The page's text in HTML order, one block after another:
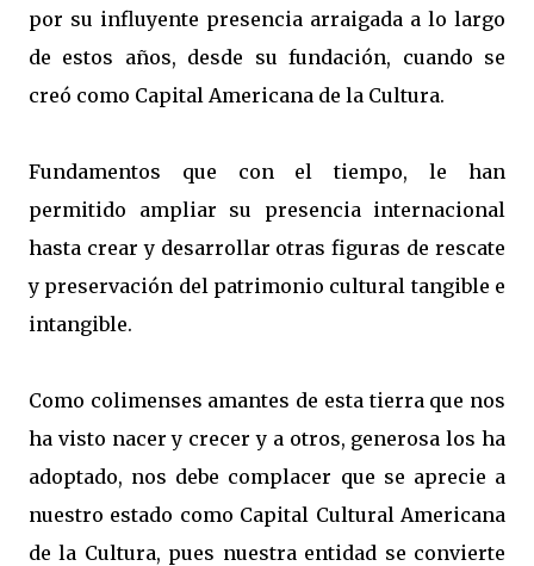
por su influyente presencia arraigada a lo largo
de estos años, desde su fundación, cuando se
creó como Capital Americana de la Cultura.
Fundamentos que con el tiempo, le han
permitido ampliar su presencia internacional
hasta crear y desarrollar otras figuras de rescate
y preservación del patrimonio cultural tangible e
intangible.
Como colimenses amantes de esta tierra que nos
ha visto nacer y crecer y a otros, generosa los ha
adoptado, nos debe complacer que se aprecie a
nuestro estado como Capital Cultural Americana
de la Cultura, pues nuestra entidad se convierte